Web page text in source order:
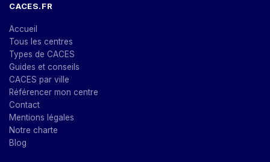
CACES.FR
Accueil
Tous les centres
Types de CACES
Guides et conseils
CACES par ville
Référencer mon centre
Contact
Mentions légales
Notre charte
Blog